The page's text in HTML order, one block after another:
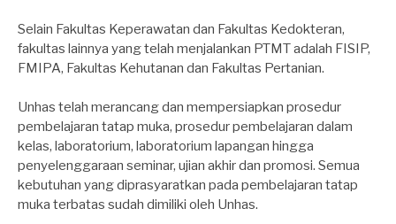
Selain Fakultas Keperawatan dan Fakultas Kedokteran,
fakultas lainnya yang telah menjalankan PTMT adalah FISIP,
FMIPA, Fakultas Kehutanan dan Fakultas Pertanian.
Unhas telah merancang dan mempersiapkan prosedur
pembelajaran tatap muka, prosedur pembelajaran dalam
kelas, laboratorium, laboratorium lapangan hingga
penyelenggaraan seminar, ujian akhir dan promosi. Semua
kebutuhan yang diprasyaratkan pada pembelajaran tatap
muka terbatas sudah dimiliki oleh Unhas.